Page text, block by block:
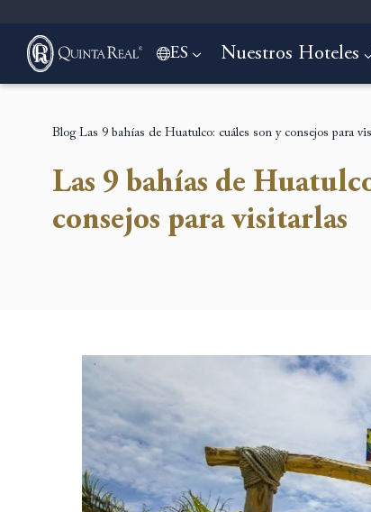
ES Nuestros Hoteles
Blog Las 9 bahías de Huatulco: cuáles son y consejos para
Las 9 bahías de
consejos para visitarlas